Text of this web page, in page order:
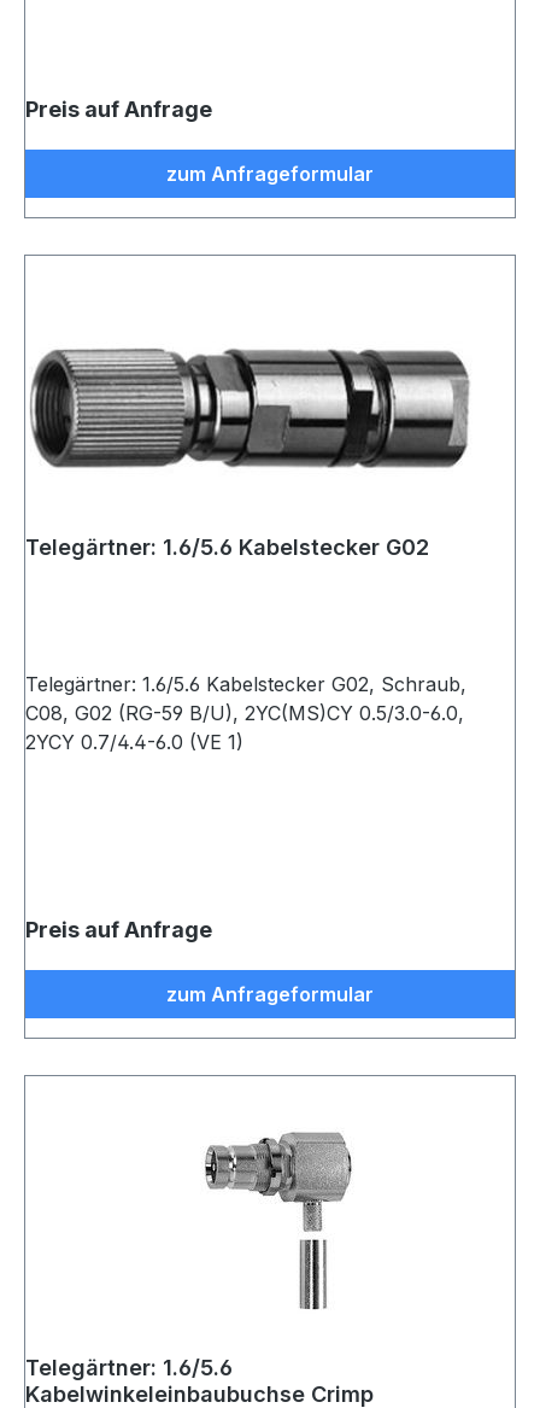
Preis auf Anfrage
zum Anfrageformular
Telegärtner: 1.6/5.6 Kabelstecker G02
Telegärtner: 1.6/5.6 Kabelstecker G02, Schraub,
C08, G02 (RG-59 B/U), 2YC(MS)CY 0.5/3.0-6.0,
2YCY 0.7/4.4-6.0 (VE 1)
Preis auf Anfrage
zum Anfrageformular
Telegärtner: 1.6/5.6
Kabelwinkeleinbaubuchse Crimp